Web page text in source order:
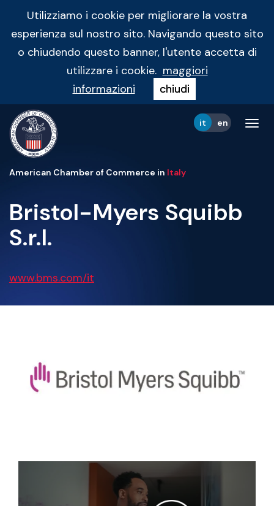
Utilizziamo i cookie per migliorare la vostra
esperienza sul nostro sito. Navigando questo sito
o chiudendo questo banner, l'utente accetta di
utilizzare i cookie. maggiori
informazioni
chiudi
it en
American Chamber of Commerce in Italy
Bristol-Myers Squibb
S.r.l.
www.bms.com/it